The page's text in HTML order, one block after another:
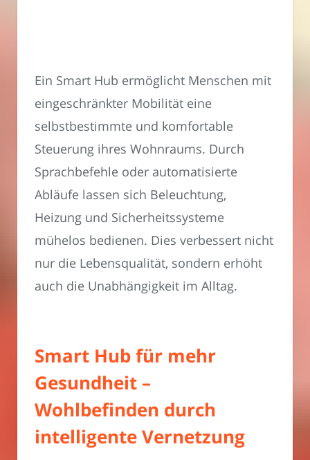
Ein Smart Hub ermöglicht Menschen mit
eingeschränkter Mobilität eine
selbstbestimmte und komfortable
Steuerung ihres Wohnraums. Durch
Sprachbefehle oder automatisierte
Abläufe lassen sich Beleuchtung,
Heizung und Sicherheitssysteme
mühelos bedienen. Dies verbessert nicht
nur die Lebensqualität, sondern erhöht
auch die Unabhängigkeit im Alltag.
Smart Hub für mehr
Gesundheit –
Wohlbefinden durch
intelligente Vernetzung